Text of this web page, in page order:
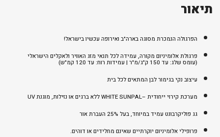
תיאור
הפרגולה הנמכרת מסוגה בארה"ב ואירופה עכשיו בישראל!
פרגולת אלומיניום מקורה, עמידה לכל תנאי מזג האוויר ולאקלים הישראלי
(עומס שלג: עד 150 ק"ג/מ"ר | עמידות רוח: עד 120 קמ"ש)
עיצוב נקי בגימור לבן המתאים לכל בית
מערכת קירוי ייחודית –WHITE SUNPAL ללא ברגים או נזילות, מוגנת UV
גג פוליקרבונט עמיד במיוחד, בעל 25% העברת אור
פרופילי אלומיניום יוקרתיים שאינם מחלידים או דוהים.